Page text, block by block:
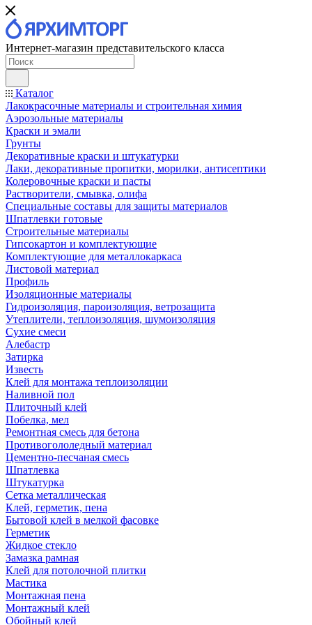
Интернет-магазин представительского класса
Каталог
Лакокрасочные материалы и строительная химия
Аэрозольные материалы
Краски и эмали
Грунты
Декоративные краски и штукатурки
Лаки, декоративные пропитки, морилки, антисептики
Колеровочные краски и пасты
Растворители, смывка, олифа
Специальные составы для защиты материалов
Шпатлевки готовые
Строительные материалы
Гипсокартон и комплектующие
Комплектующие для металлокаркаса
Листовой материал
Профиль
Изоляционные материалы
Гидроизоляция, пароизоляция, ветрозащита
Утеплители, теплоизоляция, шумоизоляция
Сухие смеси
Алебастр
Затирка
Известь
Клей для монтажа теплоизоляции
Наливной пол
Плиточный клей
Побелка, мел
Ремонтная смесь для бетона
Противогололедный материал
Цементно-песчаная смесь
Шпатлевка
Штукатурка
Сетка металлическая
Клей, герметик, пена
Бытовой клей в мелкой фасовке
Герметик
Жидкое стекло
Замазка рамная
Клей для потолочной плитки
Мастика
Монтажная пена
Монтажный клей
Обойный клей